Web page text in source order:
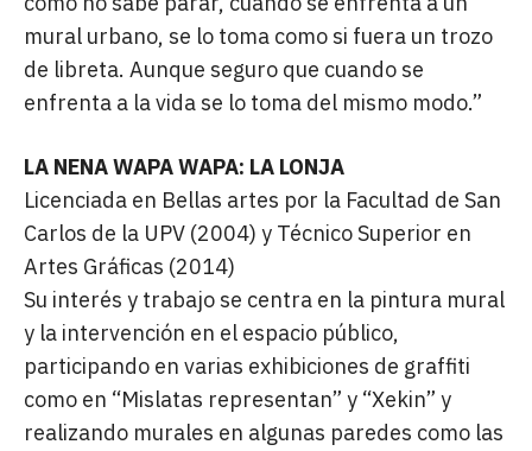
mural urbano, se lo toma como si fuera un trozo
de libreta. Aunque seguro que cuando se
enfrenta a la vida se lo toma del mismo modo.”
LA NENA WAPA WAPA: LA LONJA
Licenciada en Bellas artes por la Facultad de San
Carlos de la UPV (2004) y Técnico Superior en
Artes Gráficas (2014)
Su interés y trabajo se centra en la pintura mural
y la intervención en el espacio público,
participando en varias exhibiciones de graffiti
como en “Mislatas representan” y “Xekin” y
realizando murales en algunas paredes como las